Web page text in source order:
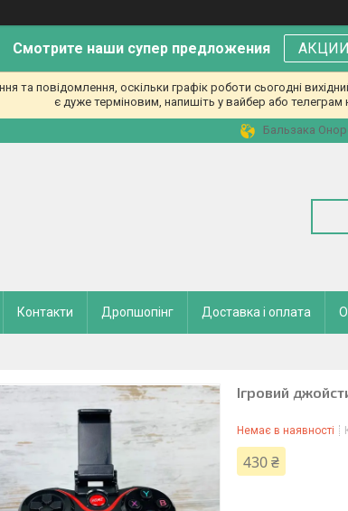
Смотрите наши супер предложения
та повідомлення, оскільки графік роботи сьогодні
є дуже терміновим, напишіть у вайбер або телеграм
Бальзака
Контакти Дропшопінг Доставка і оплата
Ігровий
Немає в наявності
430 ₴